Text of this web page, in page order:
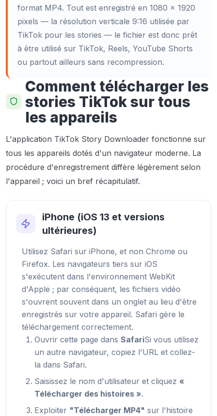
format MP4. Tout est enregistré en 1080 × 1920
pixels — la résolution verticale 9:16 utilisée par
TikTok pour les stories — le fichier est donc prêt
à être utilisé sur TikTok, Reels, YouTube Shorts
ou partout ailleurs sans recompression.
Comment télécharger les
stories TikTok sur tous
les appareils
L'application TikTok Story Downloader fonctionne sur
tous les appareils dotés d'un navigateur moderne. La
procédure d'enregistrement diffère légèrement selon
l'appareil ; voici un bref récapitulatif.
iPhone (iOS 13 et versions
ultérieures)
Utilisez Safari sur iPhone, et non Chrome ou
Firefox. Les navigateurs tiers sur iOS
s'exécutent dans l'environnement WebKit
d'Apple ; par conséquent, les fichiers vidéo
s'ouvrent souvent dans un onglet au lieu d'être
enregistrés sur votre appareil. Safari gère le
téléchargement correctement.
Ouvrir cette page dans SafariSi vous utilisez
un autre navigateur, copiez l'URL et collez-
la dans Safari.
Saisissez le nom d'utilisateur et cliquez «
Télécharger des histoires ».
Exploiter "Télécharger MP4" sur l'histoire